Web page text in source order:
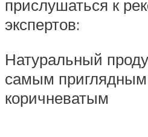
прислушаться к
экспертов:
Натуральный
самым
коричневатым